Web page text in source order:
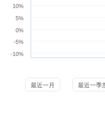
-10%
-5%
0%
5%
10%
最近一月 最近一季